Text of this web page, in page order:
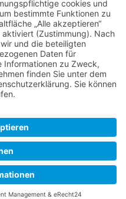
(Quelltext
)
( Quelltext